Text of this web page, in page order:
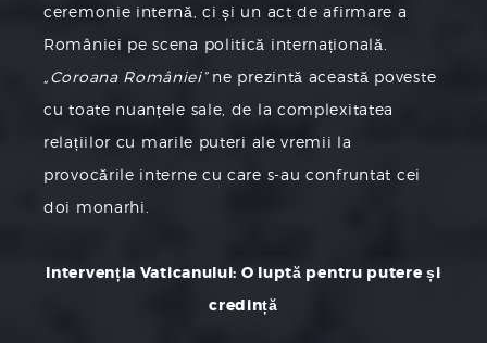
ceremonie internă, ci și un act de afirmare a
României pe scena politică internațională.
„Coroana României”ne prezintă această poveste
cu toate nuanțele sale, de la complexitatea
relațiilor cu marile puteri ale vremii la
provocările interne cu care s-au confruntat cei
doi monarhi.
Intervenția Vaticanului: O luptă pentru putere și
credință